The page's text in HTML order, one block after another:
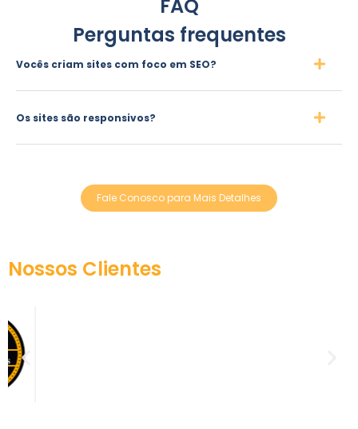
FAQ
Perguntas frequentes
Vocês criam sites com foco em SEO?
Os sites são responsivos?
Fale Conosco para Mais Detalhes
Nossos Clientes